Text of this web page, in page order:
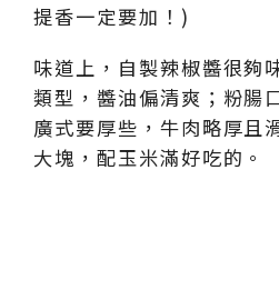
提香一定要加！)
味道上，自製辣椒醬很夠
類型，醬油偏清爽；粉腸
廣式要厚些，牛肉略厚且
大塊，配玉米滿好吃的。